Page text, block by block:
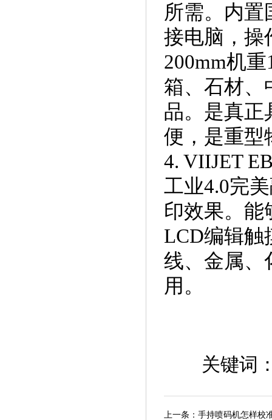
所需。内置
接电脑，操
200mm机
箱、石材、
品。是真正
便，是重型
4. VIIJET
工业4.0完
印效果。能
LCD编辑触
线、金属、
用。
关键词
上一条： 手持喷码机怎样校